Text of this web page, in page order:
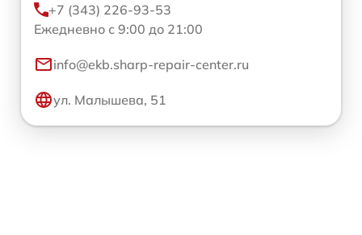
+7 (343) 226-93-53
Ежедневно с 9:00 до 21:00
info@ekb.sharp-repair-center.ru
ул. Малышева, 51